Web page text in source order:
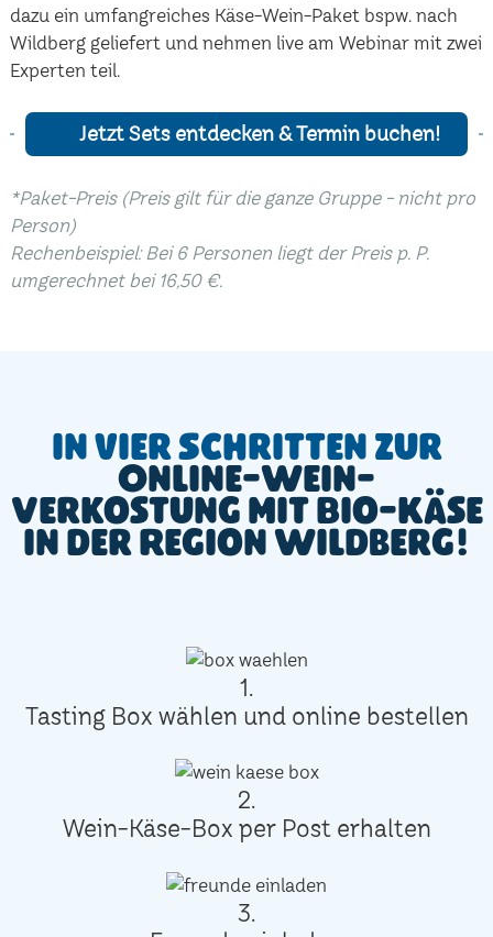
dazu ein umfangreiches Käse-Wein-Paket bspw. nach
Wildberg geliefert und nehmen live am Webinar mit zwei
Experten teil.
Jetzt Sets entdecken & Termin buchen!
*Paket-Preis (Preis gilt für die ganze Gruppe - nicht pro
Person)
Rechenbeispiel: Bei 6 Personen liegt der Preis p. P.
umgerechnet bei 16,50 €.
In vier Schritten zur
Online-Wein-
Verkostung mit Bio-Käse
in der Region Wildberg!
1.
Tasting Box wählen und online bestellen
2.
Wein-Käse-Box per Post erhalten
3.